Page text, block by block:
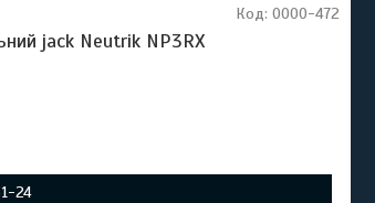
jack Neutrik NP3RX
Код: 0000-472
24